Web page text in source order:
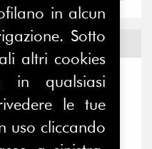
Eventi
Eventi
estiva,
in alcun
Sotto
altri cookies
in qualsiasi
le tue
uso cliccando